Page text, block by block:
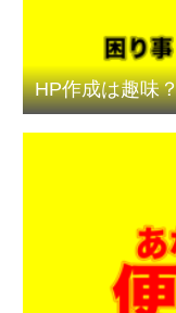
HP作成は趣味